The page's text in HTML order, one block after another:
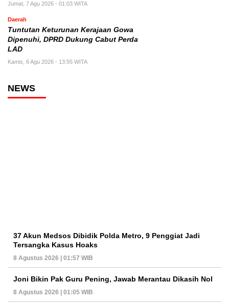
Jumat, 7 Agu 2026 - 01:03 WITA
Daerah
Tuntutan Keturunan Kerajaan Gowa
Dipenuhi, DPRD Dukung Cabut Perda
LAD
Kamis, 6 Agu 2026 - 13:55 WITA
NEWS
37 Akun Medsos Dibidik Polda Metro, 9 Penggiat Jadi
Tersangka Kasus Hoaks
8 Agustus 2026 | 01:57 WIB
Joni Bikin Pak Guru Pening, Jawab Merantau Dikasih Nol
8 Agustus 2026 | 01:05 WIB